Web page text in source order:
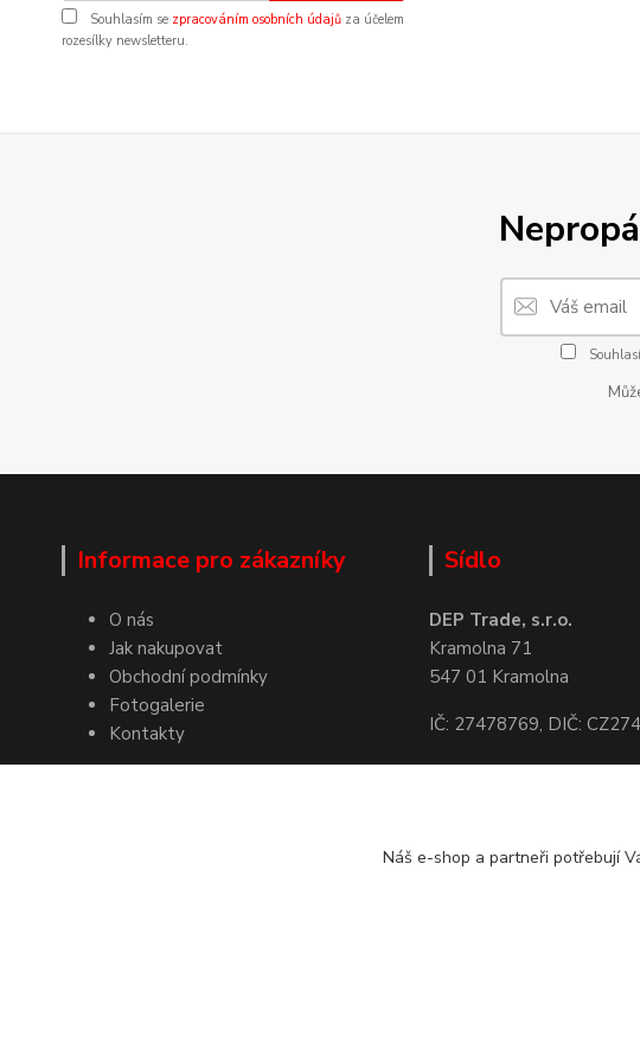
Souhlasím se zpracováním osobních údajů za účelem
rozesílky newsletteru.
Informace pro zákazníky
O nás
Jak nakupovat
Obchodní podmínky
Fotogalerie
Kontakty
Sídlo
DEP Trade, s.r.o.
Kramolna 71
547 01 Kramolna
IČ: 27478769, DIČ:
Náš e-shop a partneři potřebují